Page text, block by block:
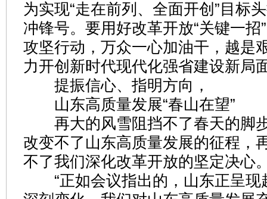
为实现“走在前列、全面开创”目标
冲锋号。要用好改革开放“关键一招
攻坚行动，万众一心加油干，越是
力开创新时代现代化强省建设新局
提振信心、指明方向，
山东高质量发展“春山在望”
再大的风雪阻挡不了春天的脚
改变不了山东高质量发展的征程，
不了我们深化改革开放的坚定决心
“正如会议指出的，山东正呈现